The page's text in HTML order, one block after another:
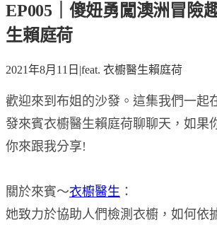
EP005｜傻妞勇闖澳洲冒險
生賴庭荷
2021年8月11日 |feat. 衣櫥醫生賴庭荷
歡迎來到布姐的沙發。這集我們一起
發來賓衣櫥醫生賴庭荷聊聊天，如果
你來跟我分享!
關於來賓～衣櫥醫生 ：
她致力於協助人們檢測衣櫥，如何依